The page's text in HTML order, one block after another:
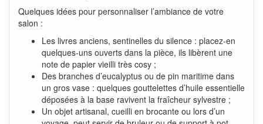
Quelques idées pour personnaliser l’ambiance de votre
salon :
Les livres anciens, sentinelles du silence : placez-en
quelques-uns ouverts dans la pièce, ils libèrent une
note de papier vieilli très cosy ;
Des branches d’eucalyptus ou de pin maritime dans
un gros vase : quelques gouttelettes d’huile essentielle
déposées à la base ravivent la fraîcheur sylvestre ;
Un objet artisanal, cueilli en brocante ou lors d’un